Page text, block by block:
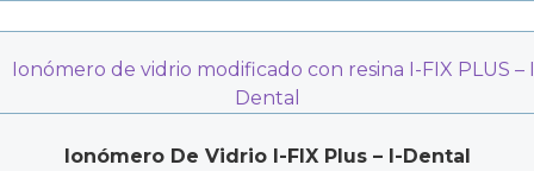
Ionómero De Vidrio I-FIX Plus – I-Dental